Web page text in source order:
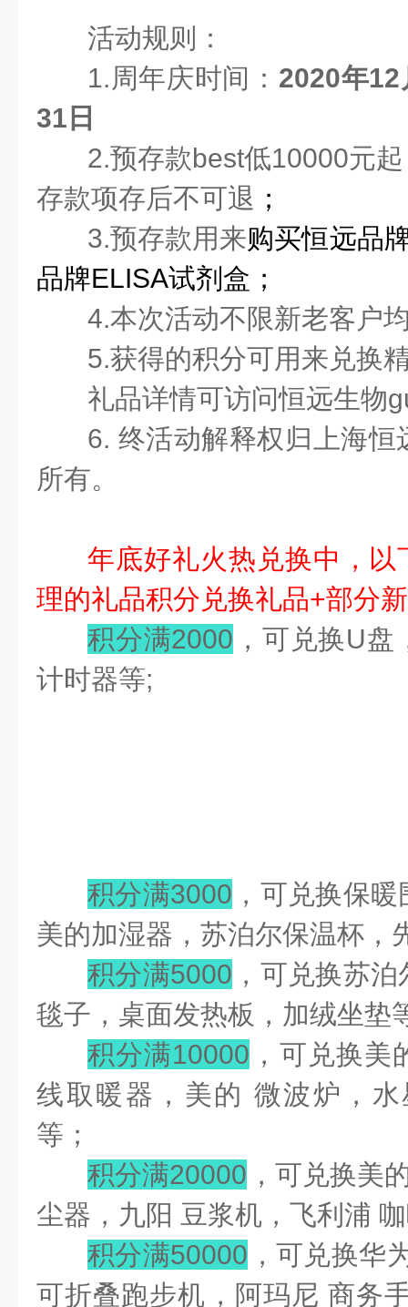
活动规则：
1.周年庆时间： 2020年
31日
2.预存款best低10000元
存款项存后不可退 ；
3.预存款用来购买恒远品
品牌ELISA试剂盒 ；
4.本次活动不限新老客户
5.获得的积分可用来兑换
礼品详情可访问恒远生物
6. 终活动解释权归上海
所有。
年底好礼火热兑换中，以
理的礼品积分兑换礼品+部分
积分满2000 ，可兑换U
计时器等;
积分满3000 ，可兑换保
美的加湿器，苏泊尔保温杯，
积分满5000 ，可兑换苏
毯子，桌面发热板，加绒坐垫
积分满10000 ，可兑换
线取暖器，美的 微波炉，
等；
积分满20000 ，可兑换美
尘器，九阳 豆浆机，飞利浦
积分满50000 ，可兑换华
可折叠跑步机，阿玛尼 商务